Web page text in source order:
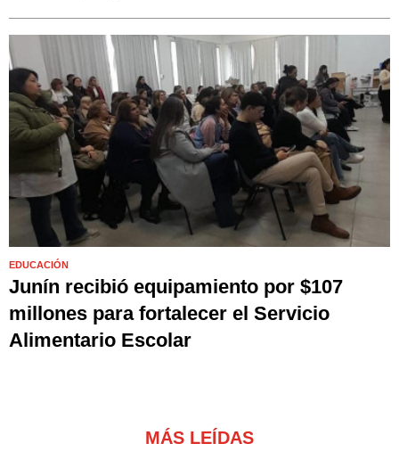
EDUCACIÓN
Junín recibió equipamiento por $107
millones para fortalecer el Servicio
Alimentario Escolar
MÁS LEÍDAS